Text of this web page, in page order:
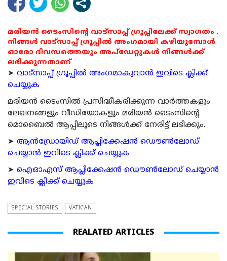
മരിയൻ ടൈംസിന്റെ വാട്സാപ്പ് ഗ്രൂപ്പിലേക്ക് സ്വാഗതം .
നിങ്ങൾ വാട്സാപ്പ് ഗ്രൂപ്പിൽ അംഗമായി കഴിയുമ്പോൾ
ഓരോ ദിവസത്തെയും അപ്ഡേറ്റുകൾ നിങ്ങൾക്ക്
ലഭിക്കുന്നതാണ്
➤ വാട്സാപ്പ് ഗ്രൂപ്പിൽ അംഗമാകുവാൻ ഇവിടെ ക്ലിക്ക്
ചെയ്യുക
മരിയന്‍ ടൈംസില്‍ പ്രസിദ്ധീകരിക്കുന്ന വാര്‍ത്തകളും
ലേഖനങ്ങളും വീഡിയോകളും മരിയന്‍ ടൈംസിന്റെ
മൊബൈല്‍ ആപ്പിലൂടെ നിങ്ങള്‍ക്ക് നേരിട്ട് ലഭിക്കും.
➤ ആന്‍ഡ്രോയിഡ് ആപ്ലിക്കേഷന്‍ ഡൌണ്‍ലോഡ്
ചെയ്യാന്‍ ഇവിടെ ക്ലിക്ക് ചെയ്യുക
➤ ഐഓഎസ് ആപ്ലിക്കേഷന്‍ ഡൌണ്‍ലോഡ് ചെയ്യാന്‍
ഇവിടെ ക്ലിക്ക് ചെയ്യുക
SPECIAL STORIES VATICAN
REALATED ARTICLES